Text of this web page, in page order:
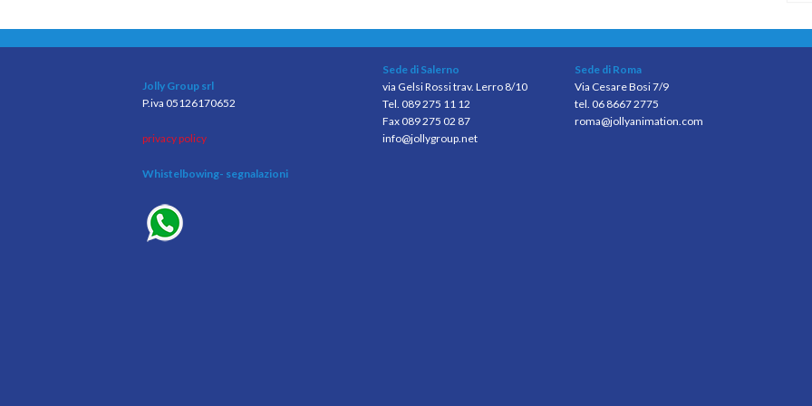
Jolly Group srl
P.iva 05126170652
privacy policy
Whistelbowing- segnalazioni
Sede di Salerno
via Gelsi Rossi trav. Lerro 8/10
Tel. 089 275 11 12
Fax 089 275 02 87
info@jollygroup.net
Sede di Roma
Via Cesare Bosi 7/9
tel. 06 8667 2775
roma@jollyanimation.com